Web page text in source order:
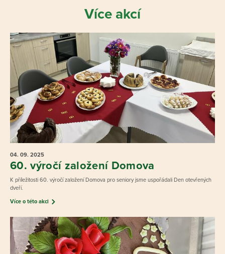
Více akcí
04. 09. 2025
60. výročí založení Domova
K příležitosti 60. výročí založení Domova pro seniory jsme uspořádali Den otevřených
dveří.
Více o této akci